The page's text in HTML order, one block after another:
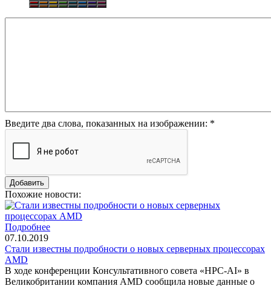
Введите два слова, показанных на изображении: *
Похожие новости:
Подробнее
07.10.2019
Стали известны подробности о новых серверных процессорах
AMD
В ходе конференции Консультативного совета «HPC-AI» в
Великобритании компания AMD сообщила новые данные о